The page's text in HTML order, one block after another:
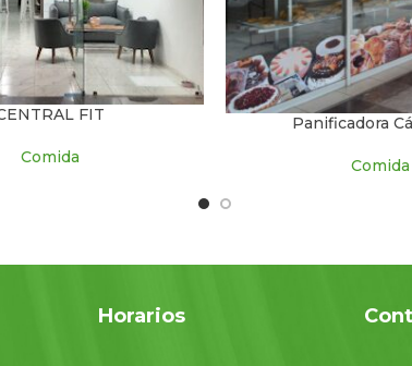
FIT
Comida
Panificadora
Comida
Horarios